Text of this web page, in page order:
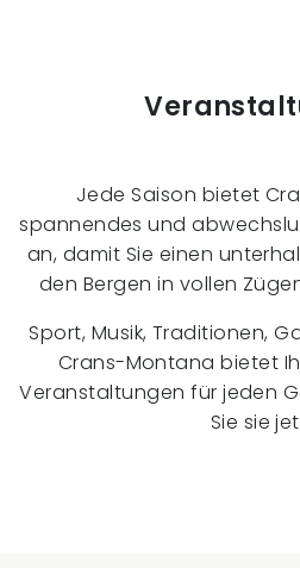
Jede Saison bietet
spannendes und
an, damit Sie einen
den Bergen in vollen
Sport, Musik, Traditionen,
Crans-Montana bietet
Veranstaltungen für jeden
Sie sie